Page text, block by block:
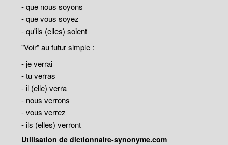
- que nous soyons
- que vous soyez
- qu'ils (elles) soient
"Voir" au futur simple :
- je verrai
- tu verras
- il (elle) verra
- nous verrons
- vous verrez
- ils (elles) verront
Utilisation de dictionnaire-synonyme.com